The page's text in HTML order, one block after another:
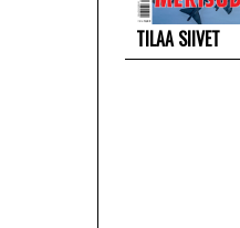
TILAA SIIVET